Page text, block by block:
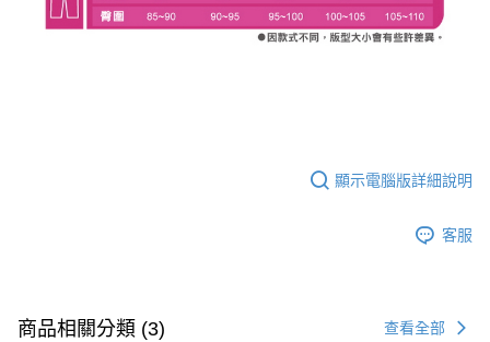
顯示電腦版詳細說明
客服
商品相關分類 (3) 查看全部